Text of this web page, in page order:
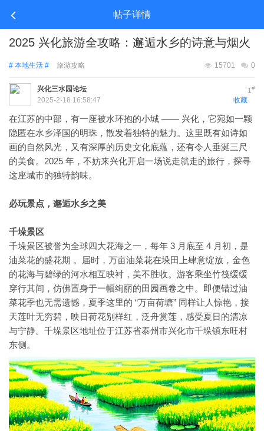
帖子详情
2025 兴化旅游全攻略：邂逅水乡的诗意与烟火
# 本地生活 # 旅游攻略 0
15701
1#
兴化三水园论坛
收藏
2025-2-18 16:58:47
在江苏的中部，有一座被水环抱的小城 —— 兴化，它宛如一颗
隐匿在水乡泽国的明珠，散发着独特的魅力。这里既有如诗如
画的自然风光，又有深厚的历史文化底蕴，还有令人垂涎三尺
的美食。2025 年，不妨来兴化开启一场说走就走的旅行，探寻
这座城市的独特韵味。
必玩景点，邂逅水乡之美
千垛景区
千垛景区被誉为全球四大花海之一，每年 3 月底至 4 月初，是
油菜花的盛花期 。届时，万亩油菜花在垛田上肆意绽放，金色
的花海与碧绿的河水相互映衬，美不胜收。游客乘坐竹筏缓缓
穿行其间，仿佛置身于一幅绚丽的田园画卷之中。即便错过油
菜花季也无需遗憾，夏季这里的 “万亩荷塘” 同样让人惊艳，接
天莲叶无穷碧，映日荷花别样红，泛舟赏莲，感受夏日的清凉
与宁静。千垛景区地址位于江苏省泰州市兴化市千垛镇东旺村
东侧。